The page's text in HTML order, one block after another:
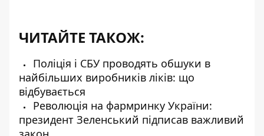
ЧИТАЙТЕ ТАКОЖ:
Поліція і СБУ проводять обшуки в
найбільших виробників ліків: що
відбувається
Революція на фармринку України:
президент Зеленський підписав важливий